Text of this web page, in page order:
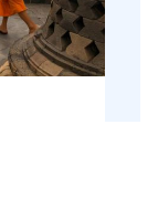
een
eiland